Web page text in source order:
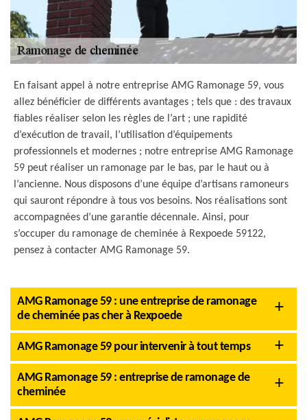
En faisant appel à notre entreprise AMG Ramonage 59, vous
allez bénéficier de différents avantages ; tels que : des travaux
fiables réaliser selon les règles de l’art ; une rapidité
d’exécution de travail, l’utilisation d’équipements
professionnels et modernes ; notre entreprise AMG Ramonage
59 peut réaliser un ramonage par le bas, par le haut ou à
l’ancienne. Nous disposons d’une équipe d’artisans ramoneurs
qui sauront répondre à tous vos besoins. Nos réalisations sont
accompagnées d’une garantie décennale. Ainsi, pour
s’occuper du ramonage de cheminée à Rexpoede 59122,
pensez à contacter AMG Ramonage 59.
AMG Ramonage 59 : une entreprise de ramonage
de cheminée pas cher à Rexpoede
AMG Ramonage 59 pour intervenir à tout temps
AMG Ramonage 59 : entreprise de ramonage de
cheminée